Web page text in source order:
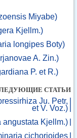
Miyabe)
Kjellm.)
longipes Boty)
A. Zin.)
P. et R.)
СТАТЬИ
Ju. Petr,
et V. Voz.)
angustata Kjellm.)
cichorioides